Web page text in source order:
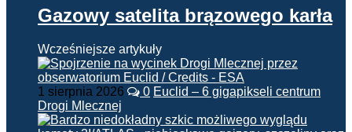
Gazowy satelita brązowego karła
Wcześniejsze artykuły
1 sierpnia 2026 0 Euclid – 6 gigapikseli centrum
Drogi Mlecznej